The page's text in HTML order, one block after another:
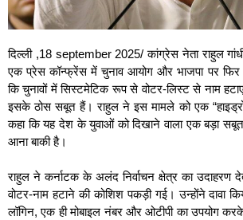
दिल्ली ,18 september 2025/ कांग्रेस नेता राहुल
एक प्रेस कॉन्फ्रेंस में चुनाव आयोग और भाजपा पर
कि चुनावों में सिस्टमेटिक रूप से वोटर-लिस्ट से नाम
इसके ठोस सबूत हैं। राहुल ने इस मामले को एक
कहा कि यह देश के युवाओं को दिखाने वाला एक बड़ा
आना बाकी है।
राहुल ने कर्नाटक के अलंद निर्वाचन क्षेत्र का उदाहरण
वोटर-नाम हटाने की कोशिश पकड़ी गई। उन्होंने दावा
लॉगिन, एक ही मोबाइल नंबर और ओटीपी का उपयोग